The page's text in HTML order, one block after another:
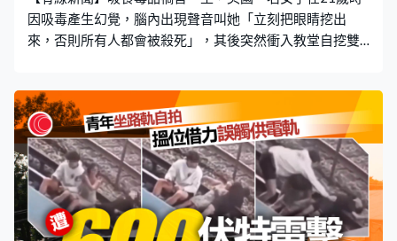
因吸毒產生幻覺，腦內出現聲音叫她「立刻把眼睛挖出
來，否則所有人都會被殺死」，其後突然衝入教堂自挖雙
異，即使17歲時因心律不正需休學，回歸校園後仍考獲獎
學金，更成功升大學攻讀海洋生物學。Kaylee原前途一片
光明，但19歲時開始染上不良習慣，除了酗酒，更吸食冰
毒、可卡因及大麻等毒品，她形容當時深陷「奇怪快感」
和「跟上帝特別親近」的幻覺中，加上當時與拍拖兩年的
男友分手，情傷下更依賴酒精與毒品。 腦內聲音叫挖眼
「否則所有人會死」 吸毒使Kaylee有快感，同時使她心理